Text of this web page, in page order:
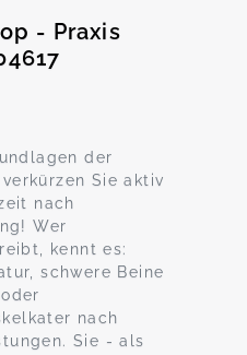
- Praxis
der
Sie aktiv
nach
Wer
kennt es:
schwere Beine
nach
Sie - als